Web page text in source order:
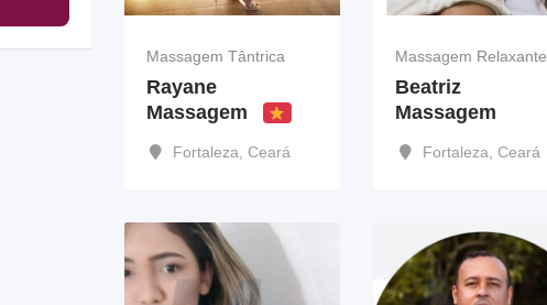
Massagem Tântrica
Rayane
Massagem
Fortaleza, Ceará
Massagem Relaxante
Beatriz
Massagem
Fortaleza, Ceará